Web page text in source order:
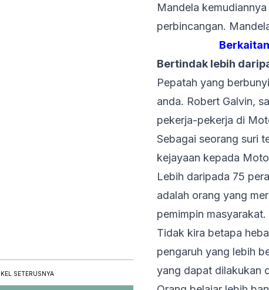
Mandela
perbincangan.
Bertindak lebih
Pepatah yang
anda. Robert Galvin,
pekerja-pekerja di
Sebagai seorang suri
kejayaan kepada
Lebih daripada 75
adalah orang yang
pemimpin masyarakat.
Tidak kira betapa
pengaruh yang lebih
yang dapat dilakukan
SETERUSNYA